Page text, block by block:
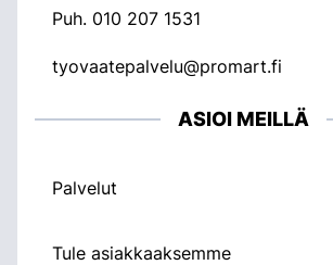
Puh. 010 207 1531
tyovaatepalvelu@promart.fi
ASIOI MEILLÄ
Palvelut
Tule asiakkaaksemme